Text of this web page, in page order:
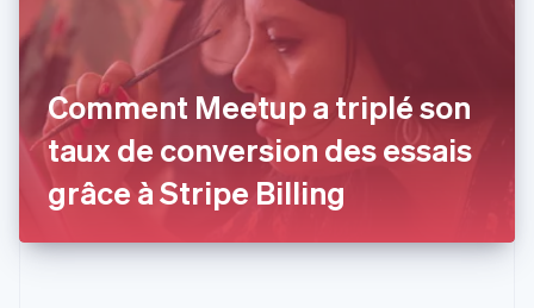
Comment Meetup a triplé son
taux de conversion des essais
grâce à Stripe Billing
English
Gibraltar
English
Grèce
English
Hongrie
English
Inde
English
English